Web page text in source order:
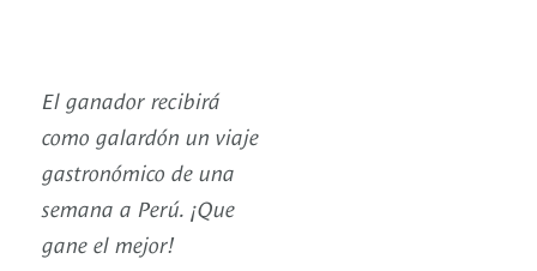
El ganador recibirá
como galardón un viaje
gastronómico de una
semana a Perú. ¡Que
gane el mejor!